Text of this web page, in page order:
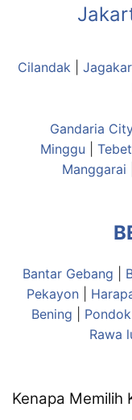
Cilandak
Gandaria
Minggu
Tebet
Manggarai
Bantar Gebang
Pekayon|
Bening
Rawa
Kenapa Memilih